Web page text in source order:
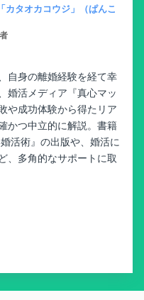
カタオカコウジ」（ぱんこ
自身の離婚経験を経て幸
婚活メディア『真心マッ
や成功体験から得たリア
かつ中立的に解説。書籍
活術』の出版や、婚活に
、多角的なサポートに取